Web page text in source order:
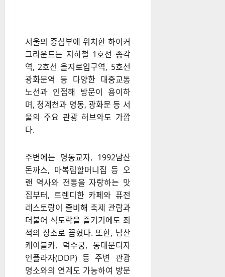
서울의 중심부에 위치한 하이커
그라운드는 지하철 1호선 종각
역, 2호선 을지로입구역, 5호선
광화문역 등 다양한 대중교통
노선과 인접해 방문이 용이하
며, 청계천과 명동, 광화문 등 서
울의 주요 관광 허브와도 가깝
다.
주변에는 명동교자, 1992남산
돈까스, 마복림할머니집 등 오
랜 역사와 전통을 자랑하는 맛
집부터, 트렌디한 카페와 퓨전
레스토랑이 즐비해 축제 관람과
더불어 식도락을 즐기기에도 최
적의 장소로 꼽혔다. 또한, 남산
케이블카, 덕수궁, 동대문디자
인플라자(DDP) 등 주변 관광
명소와의 연계도 가능하여 방문